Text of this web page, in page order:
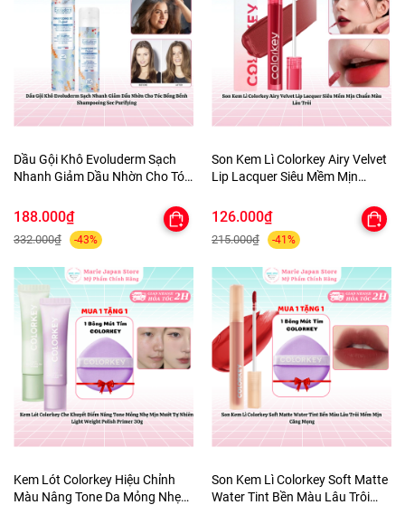
Dầu Gội Khô Evoluderm Sạch
Nhanh Giảm Dầu Nhờn Cho Tóc
Purifying
188.000₫
332.000₫ -43%
Son Kem Lì Colorkey Airy Velvet
Lip Lacquer Siêu Mềm Mịn
126.000₫
215.000₫ -41%
Kem Lót Colorkey Hiệu Chỉnh
Màu Nâng Tone Da Mỏng Nhẹ
Son Kem Lì Colorkey Soft Matte
Water Tint Bền Màu Lâu Trôi